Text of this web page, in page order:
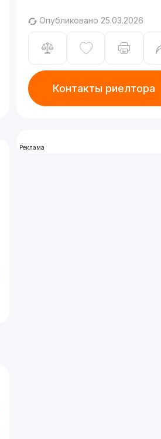
Опубликовано 25.03.2026
Контакты риелтора
Реклама